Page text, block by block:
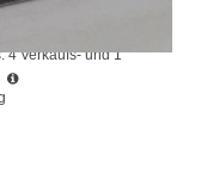
Trustami:
4 Verkaufs- und 1